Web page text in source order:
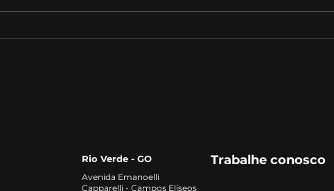
Trabalhe conosco
Rio Verde - GO
Avenida Emanoelli
Capparelli - Campos Elíseos